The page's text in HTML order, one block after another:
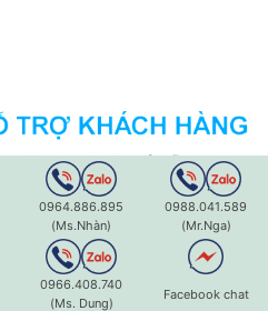
0964.886.895
(Ms.Nhàn)
0988.041.589
(Mr.Nga)
0966.408.740
(Ms. Dung)
Facebook chat